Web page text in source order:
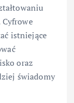
istniejące
oraz
świadomy